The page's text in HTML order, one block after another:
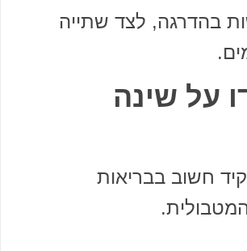
בהדרגה, לצד שתייה
על שינה
חשוב בבריאות